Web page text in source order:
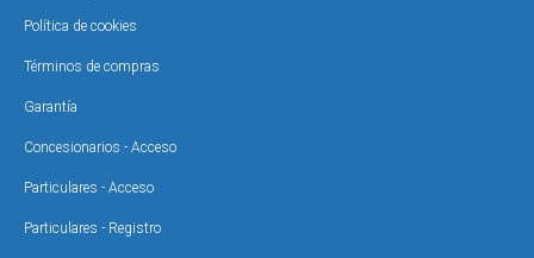
Política de cookies
Términos de compras
Garantía
Concesionarios - Acceso
Particulares - Acceso
Particulares - Registro